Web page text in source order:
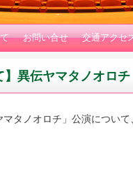
お問い合せ 交通アクセ
】異伝ヤマタノオロチ
タノオロチ」公演につい